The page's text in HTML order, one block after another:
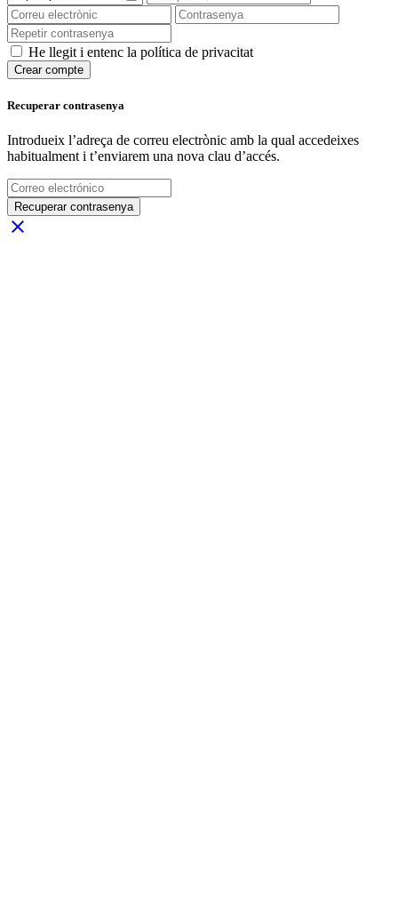
He llegit i entenc la política de privacitat
Crear compte
Recuperar contrasenya
Introdueix l’adreça de correu electrònic amb la qual accedeixes
habitualment i t’enviarem una nova clau d’accés.
Recuperar contrasenya
close